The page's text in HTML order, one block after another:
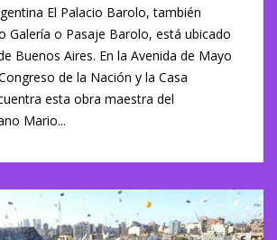
El Palacio Barolo, también
Galería o Pasaje Barolo, está ubicado
Buenos Aires. En la Avenida de Mayo
de la Nación y la Casa
esta obra maestra del
Mario...